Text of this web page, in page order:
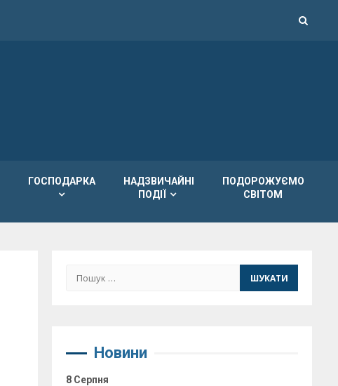
ГОСПОДАРКА
НАДЗВИЧАЙНІ
ПОДІЇ
ПОДОРОЖУЄМО
СВІТОМ
Пошук:
Новини
8 Серпня